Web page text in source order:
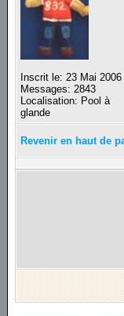
Inscrit le: 23 Mai 2006
Messages: 2843
Localisation: Pool à
glande
Revenir en haut de